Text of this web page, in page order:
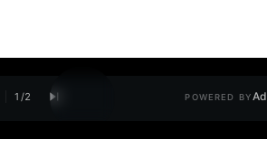
1 /2 POWERED BYAd